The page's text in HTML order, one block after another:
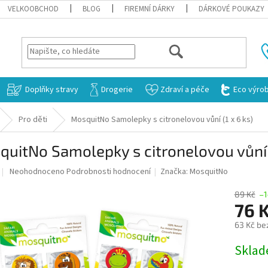
VELKOOBCHOD BLOG FIREMNÍ DÁRKY DÁRKOVÉ POUKAZY
HLEDAT
Doplňky stravy Drogerie Zdraví a péče Eco
Pro děti MosquitNo Samolepky s citronelovou vůní (1 x 6 ks)
Samolepky s citronelovou vůní
Průměrné
z
5
hvězdiček.
Neohodnoceno Podrobnosti hodnocení Značka:MosquitNo
89 Kč
76
63 Kč
cena: